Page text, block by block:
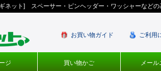
ネット] スペーサー・ピンヘッダー・ワッシャーなどの
お買い物ガイド ご利用
ジ 買い物かご メール